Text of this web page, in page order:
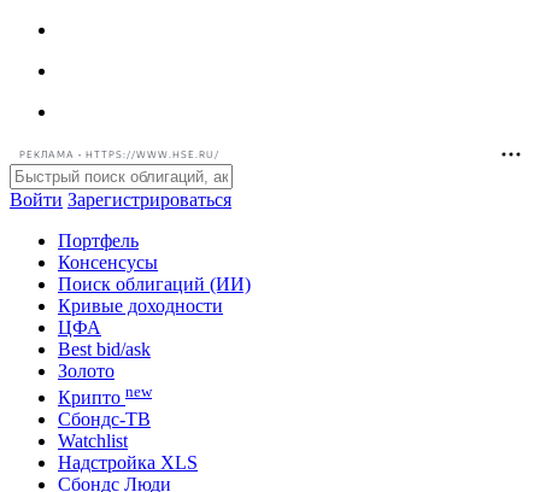
РЕКЛАМА • HTTPS://WWW.HSE.RU/
Войти Зарегистрироваться
Портфель
Консенсусы
Поиск облигаций (ИИ)
Кривые доходности
ЦФА
Best bid/ask
Золото
Крипто new